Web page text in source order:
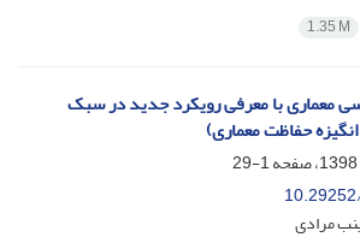
1.35 M
معماری با معرفی رویکرد جدید در سبک
حفاظت معماری)
1-29
مرادی